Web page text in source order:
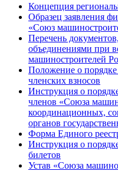
Концепция
Образец заявления
«Союз
Перечень
объединениями при
машиностроителей
Положение о
членских взносов
Инструкция о
членов «Союза
координационных,
органов
Форма Единого
Инструкция о
билетов
Устав «Союза